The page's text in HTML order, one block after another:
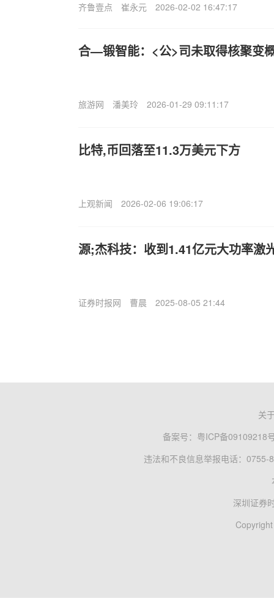
齐鲁壹点 崔永元 2026-02-02 16:47:17
合—锻智能：<公>司未取得核聚变
旅游网 潘美玲 2026-01-29 09:11:17
比特,币回落至11.3万美元下方
上观新闻 2026-02-06 19:06:17
源;杰科技：收到1.41亿元大功率激
证券时报网 曹晨 2025-08-05 21:44
关
备案号： 粤ICP备09109218
违法和不良信息举报电话：0755-
深圳证券